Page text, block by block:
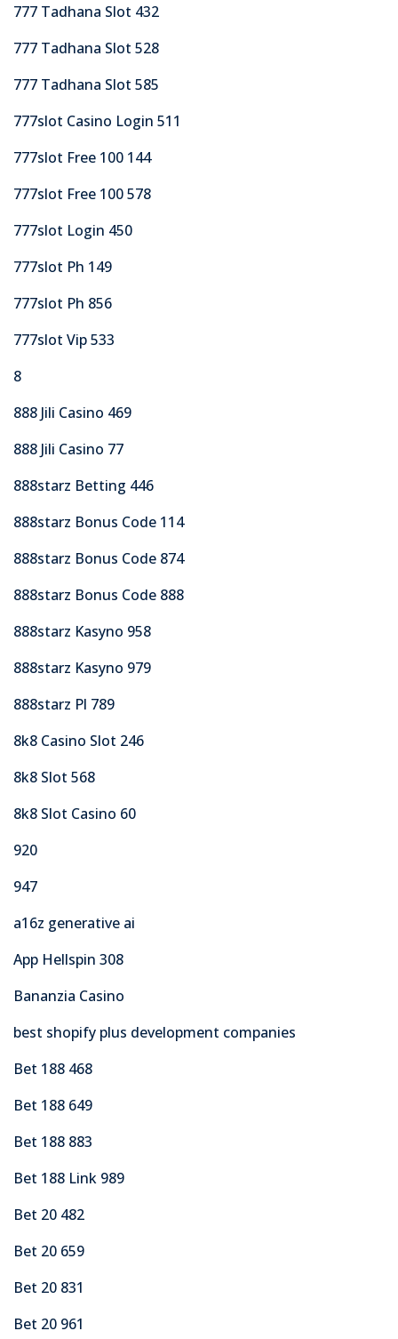
777 Tadhana Slot 432
777 Tadhana Slot 528
777 Tadhana Slot 585
777slot Casino Login 511
777slot Free 100 144
777slot Free 100 578
777slot Login 450
777slot Ph 149
777slot Ph 856
777slot Vip 533
8
888 Jili Casino 469
888 Jili Casino 77
888starz Betting 446
888starz Bonus Code 114
888starz Bonus Code 874
888starz Bonus Code 888
888starz Kasyno 958
888starz Kasyno 979
888starz Pl 789
8k8 Casino Slot 246
8k8 Slot 568
8k8 Slot Casino 60
920
947
a16z generative ai
App Hellspin 308
Bananzia Casino
best shopify plus development companies
Bet 188 468
Bet 188 649
Bet 188 883
Bet 188 Link 989
Bet 20 482
Bet 20 659
Bet 20 831
Bet 20 961